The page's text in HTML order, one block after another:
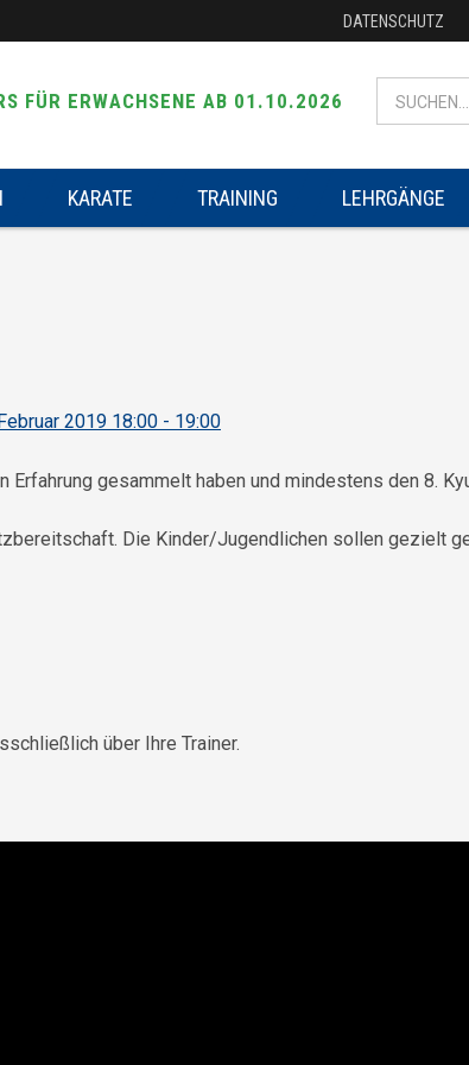
DATENSCHUTZ
FÜR ERWACHSENE AB 01.10.2026 Search for:
KARATE TRAINING LEHRGÄNGE
2019 18:00 - 19:00
gesammelt haben und mindestens den 8.
Die Kinder/Jugendlichen sollen gezielt
über Ihre Trainer.